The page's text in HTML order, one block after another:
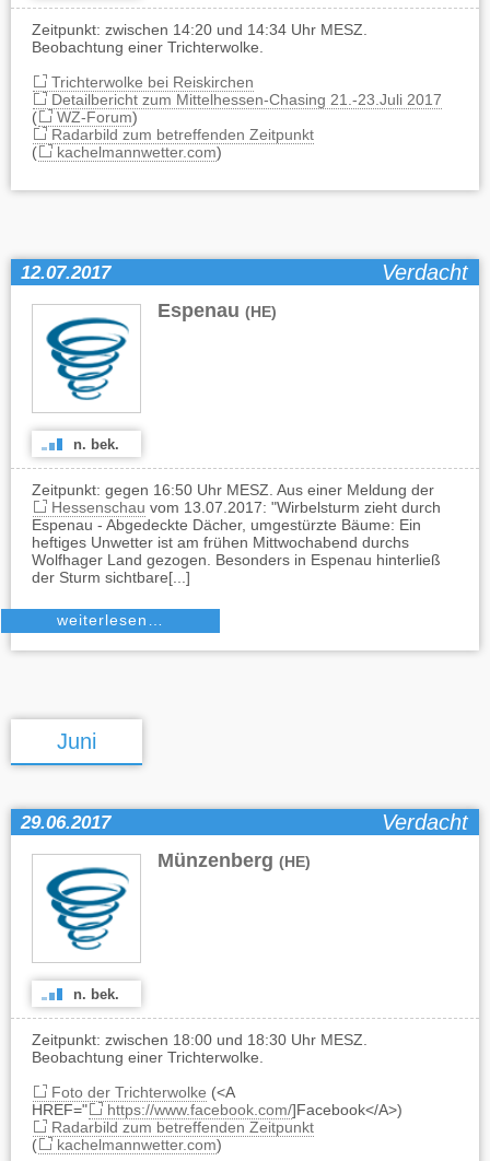
Zeitpunkt: zwischen 14:20 und 14:34 Uhr MESZ.
Beobachtung einer Trichterwolke.
Trichterwolke bei Reiskirchen
Detailbericht zum Mittelhessen-Chasing 21.-23.Juli 2017
(
WZ-Forum)
Radarbild zum betreffenden Zeitpunkt
(
kachelmannwetter.com)
12.07.2017 Verdacht
Espenau (HE)
n. bek.
Zeitpunkt: gegen 16:50 Uhr MESZ. Aus einer Meldung der
Hessenschau vom 13.07.2017: "Wirbelsturm zieht durch
Espenau - Abgedeckte Dächer, umgestürzte Bäume: Ein
heftiges Unwetter ist am frühen Mittwochabend durchs
Wolfhager Land gezogen. Besonders in Espenau hinterließ
der Sturm sichtbare[...]
weiterlesen…
Juni
29.06.2017 Verdacht
Münzenberg (HE)
n. bek.
Zeitpunkt: zwischen 18:00 und 18:30 Uhr MESZ.
Beobachtung einer Trichterwolke.
Foto der Trichterwolke (<A
HREF="
https://www.facebook.com/]Facebook</A>)
Radarbild zum betreffenden Zeitpunkt
(
kachelmannwetter.com)